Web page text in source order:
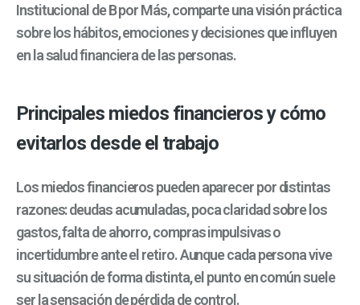
Institucional de B por Más, comparte una visión práctica
sobre los hábitos, emociones y decisiones que influyen
en la salud financiera de las personas.
Principales miedos financieros y cómo
evitarlos desde el trabajo
Los miedos financieros pueden aparecer por distintas
razones: deudas acumuladas, poca claridad sobre los
gastos, falta de ahorro, compras impulsivas o
incertidumbre ante el retiro. Aunque cada persona vive
su situación de forma distinta, el punto en común suele
ser la sensación de pérdida de control.